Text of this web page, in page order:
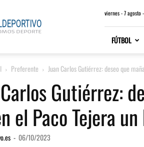
viernes - 7 agosto
FÚTBOL
Preferente Juan Carlos Gutiérrez: deseo que
Gutiérrez:
el Paco Tejera
- 06/10/2023